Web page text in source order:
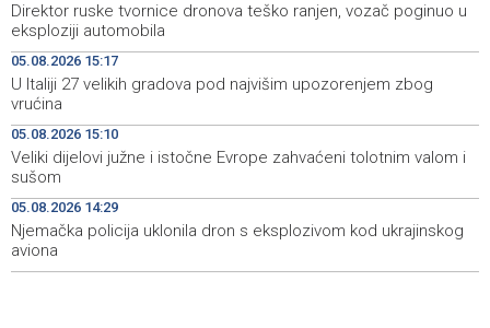
19:15
Pomozi.ba pomaže Gazi - Od početka 2026. podijeljeno
40.000 toplih obroka, u augustu nove aktivnosti
19:12
Conference on representation of constituent peoples
and Others in BiH institutions on August 7
19:12
'Šetnica kulture' nastavljena modnom revijom i
predstavljanjem kozmetike
19:05
Prosecutor's Office indicts former Court of BiH
employee for alleged embezzlement
Direktor ruske tvornice dronova teško ranjen, vozač poginuo u
eksploziji automobila
05.08.2026 15:17
U Italiji 27 velikih gradova pod najvišim upozorenjem zbog
vrućina
05.08.2026 15:10
Veliki dijelovi južne i istočne Evrope zahvaćeni tolotnim valom i
sušom
05.08.2026 14:29
Njemačka policija uklonila dron s eksplozivom kod ukrajinskog
aviona